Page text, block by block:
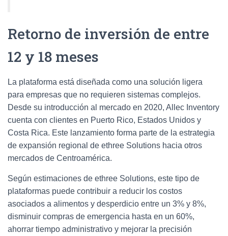
Retorno de inversión de entre
12 y 18 meses
La plataforma está diseñada como una solución ligera
para empresas que no requieren sistemas complejos.
Desde su introducción al mercado en 2020, Allec Inventory
cuenta con clientes en Puerto Rico, Estados Unidos y
Costa Rica. Este lanzamiento forma parte de la estrategia
de expansión regional de ethree Solutions hacia otros
mercados de Centroamérica.
Según estimaciones de ethree Solutions, este tipo de
plataformas puede contribuir a reducir los costos
asociados a alimentos y desperdicio entre un 3% y 8%,
disminuir compras de emergencia hasta en un 60%,
ahorrar tiempo administrativo y mejorar la precisión